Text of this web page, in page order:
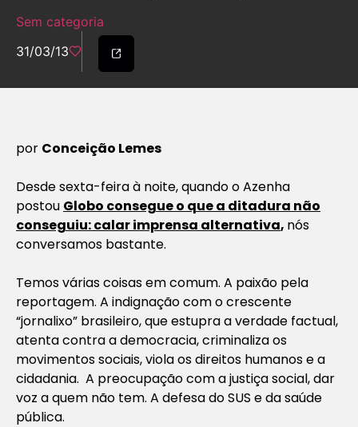
Sem categoria
31/03/13
por Conceição Lemes
Desde sexta-feira à noite, quando o Azenha
postou Globo consegue o que a ditadura não
conseguiu: calar imprensa alternativa, nós
conversamos bastante.
Temos várias coisas em comum. A paixão pela
reportagem. A indignação com o crescente
“jornalixo” brasileiro, que estupra a verdade factual,
atenta contra a democracia, criminaliza os
movimentos sociais, viola os direitos humanos e a
cidadania. A preocupação com a justiça social, dar
voz a quem não tem. A defesa do SUS e da saúde
pública.